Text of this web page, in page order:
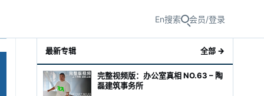
En搜索 会员/登录
最新专辑 全部 →
完整视频版：办公室真相 NO.63 – 陶
磊建筑事务所